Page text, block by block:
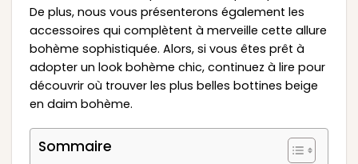
De plus, nous vous présenterons également les
accessoires qui complètent à merveille cette allure
bohème sophistiquée. Alors, si vous êtes prêt à
adopter un look bohème chic, continuez à lire pour
découvrir où trouver les plus belles bottines beige
en daim bohème.
Sommaire